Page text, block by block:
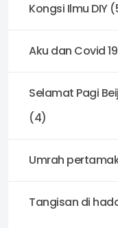
Kongsi Ilmu DIY
Aku dan Covid
Selamat Pagi
(4)
Umrah
Tangisan di